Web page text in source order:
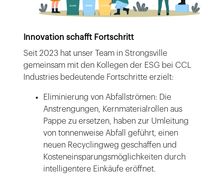
Innovation schafft Fortschritt
Seit 2023 hat unser Team in Strongsville
gemeinsam mit den Kollegen der ESG bei CCL
Industries bedeutende Fortschritte erzielt:
Eliminierung von Abfallströmen: Die
Anstrengungen, Kernmaterialrollen aus
Pappe zu ersetzen, haben zur Umleitung
von tonnenweise Abfall geführt, einen
neuen Recyclingweg geschaffen und
Kosteneinsparungsmöglichkeiten durch
intelligentere Einkäufe eröffnet.